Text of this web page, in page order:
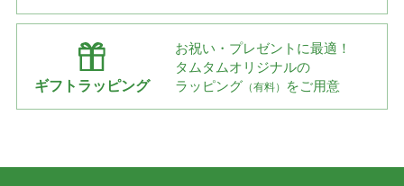
ギフトラッピング
お祝い・プレゼントに最適！
タムタムオリジナルの
ラッピング （有料） をご用意